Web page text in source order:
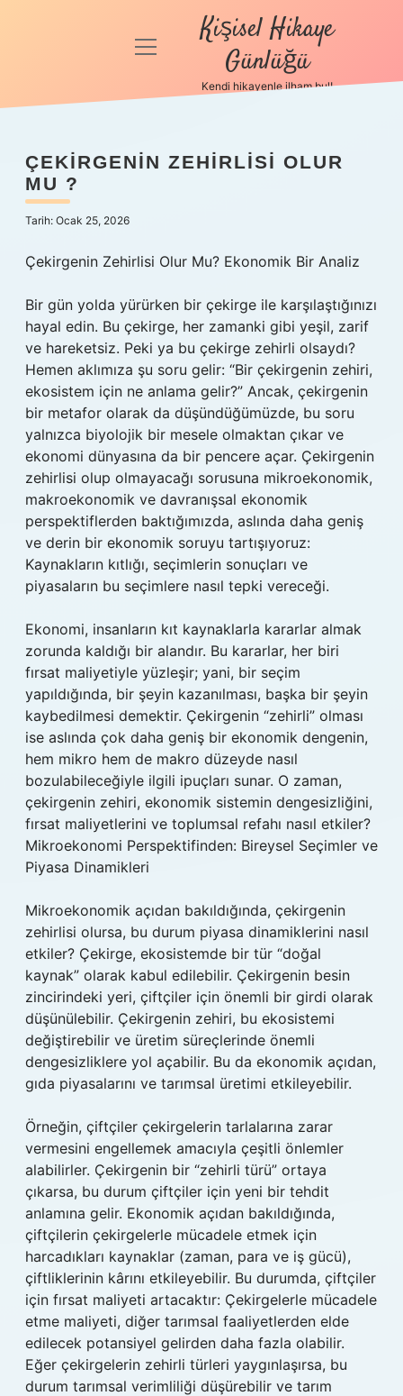
Anasayfa
Politikası
Yasal Uyarı
menüyü
Kişisel Hikaye
Günlüğü
Kendi hikayenle ilham bul!
ÇEKIRGENIN ZEHIRLISI OLUR
MU ?
Tarih: Ocak 25, 2026
Çekirgenin Zehirlisi Olur Mu? Ekonomik Bir Analiz
Bir gün yolda yürürken bir çekirge ile karşılaştığınızı
hayal edin. Bu çekirge, her zamanki gibi yeşil, zarif
ve hareketsiz. Peki ya bu çekirge zehirli olsaydı?
Hemen aklımıza şu soru gelir: “Bir çekirgenin zehiri,
ekosistem için ne anlama gelir?” Ancak, çekirgenin
bir metafor olarak da düşündüğümüzde, bu soru
yalnızca biyolojik bir mesele olmaktan çıkar ve
ekonomi dünyasına da bir pencere açar. Çekirgenin
zehirlisi olup olmayacağı sorusuna mikroekonomik,
makroekonomik ve davranışsal ekonomik
perspektiflerden baktığımızda, aslında daha geniş
ve derin bir ekonomik soruyu tartışıyoruz:
Kaynakların kıtlığı, seçimlerin sonuçları ve
piyasaların bu seçimlere nasıl tepki vereceği.
Ekonomi, insanların kıt kaynaklarla kararlar almak
zorunda kaldığı bir alandır. Bu kararlar, her biri
fırsat maliyetiyle yüzleşir; yani, bir seçim
yapıldığında, bir şeyin kazanılması, başka bir şeyin
kaybedilmesi demektir. Çekirgenin “zehirli” olması
ise aslında çok daha geniş bir ekonomik dengenin,
hem mikro hem de makro düzeyde nasıl
bozulabileceğiyle ilgili ipuçları sunar. O zaman,
çekirgenin zehiri, ekonomik sistemin dengesizliğini,
fırsat maliyetlerini ve toplumsal refahı nasıl etkiler?
Mikroekonomi Perspektifinden: Bireysel Seçimler ve
Piyasa Dinamikleri
Mikroekonomik açıdan bakıldığında, çekirgenin
zehirlisi olursa, bu durum piyasa dinamiklerini nasıl
etkiler? Çekirge, ekosistemde bir tür “doğal
kaynak” olarak kabul edilebilir. Çekirgenin besin
zincirindeki yeri, çiftçiler için önemli bir girdi olarak
düşünülebilir. Çekirgenin zehiri, bu ekosistemi
değiştirebilir ve üretim süreçlerinde önemli
dengesizliklere yol açabilir. Bu da ekonomik açıdan,
gıda piyasalarını ve tarımsal üretimi etkileyebilir.
Örneğin, çiftçiler çekirgelerin tarlalarına zarar
vermesini engellemek amacıyla çeşitli önlemler
alabilirler. Çekirgenin bir “zehirli türü” ortaya
çıkarsa, bu durum çiftçiler için yeni bir tehdit
anlamına gelir. Ekonomik açıdan bakıldığında,
çiftçilerin çekirgelerle mücadele etmek için
harcadıkları kaynaklar (zaman, para ve iş gücü),
çiftliklerinin kârını etkileyebilir. Bu durumda, çiftçiler
için fırsat maliyeti artacaktır: Çekirgelerle mücadele
etme maliyeti, diğer tarımsal faaliyetlerden elde
edilecek potansiyel gelirden daha fazla olabilir.
Eğer çekirgelerin zehirli türleri yaygınlaşırsa, bu
durum tarımsal verimliliği düşürebilir ve tarım